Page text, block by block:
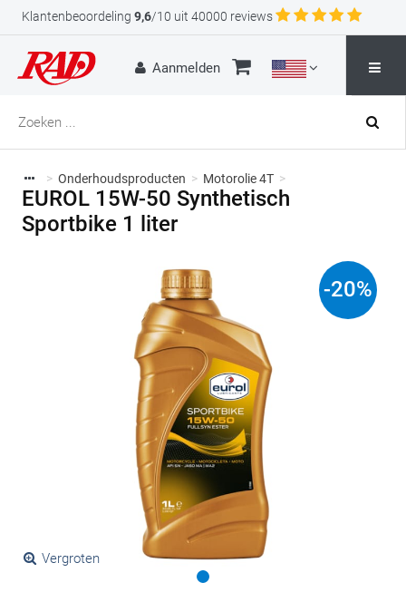
Klantenbeoordeling 9,6/10 uit 40000 reviews
Aanmelden
> Onderhoudsproducten > Motorolie 4T >
EUROL 15W-50 Synthetisch
Sportbike 1 liter
Vergroten
-20%